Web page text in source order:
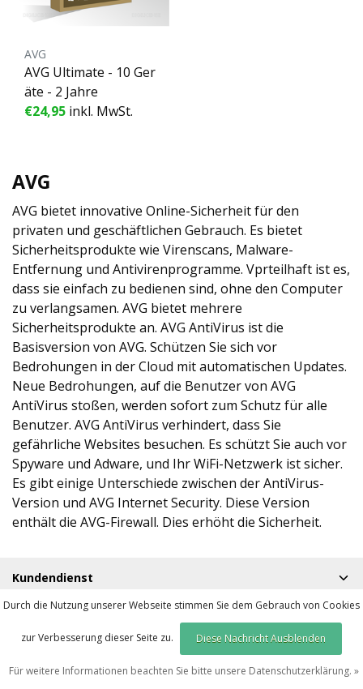
AVG
AVG Ultimate - 10 Ger
äte - 2 Jahre
€24,95 inkl. MwSt.
AVG
AVG bietet innovative Online-Sicherheit für den
privaten und geschäftlichen Gebrauch. Es bietet
Sicherheitsprodukte wie Virenscans, Malware-
Entfernung und Antivirenprogramme. Vprteilhaft ist es,
dass sie einfach zu bedienen sind, ohne den Computer
zu verlangsamen. AVG bietet mehrere
Sicherheitsprodukte an. AVG AntiVirus ist die
Basisversion von AVG. Schützen Sie sich vor
Bedrohungen in der Cloud mit automatischen Updates.
Neue Bedrohungen, auf die Benutzer von AVG
AntiVirus stoßen, werden sofort zum Schutz für alle
Benutzer. AVG AntiVirus verhindert, dass Sie
gefährliche Websites besuchen. Es schützt Sie auch vor
Spyware und Adware, und Ihr WiFi-Netzwerk ist sicher.
Es gibt einige Unterschiede zwischen der AntiVirus-
Version und AVG Internet Security. Diese Version
enthält die AVG-Firewall. Dies erhöht die Sicherheit.
Kundendienst
Mein Konto
Kontakt
Durch die Nutzung unserer Webseite stimmen Sie dem Gebrauch von Cookies
zur Verbesserung dieser Seite zu. Diese Nachricht Ausblenden
Für weitere Informationen beachten Sie bitte unsere Datenschutzerklärung. »